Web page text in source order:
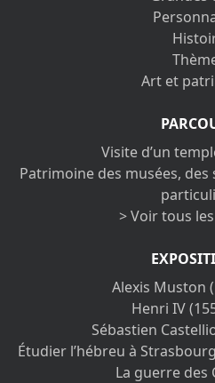
Art et
Visite d’un
Patrimoine des musées, des
> Voir tous
Alexis Muston
Henri IV
Sébastien
Étudier l’hébreu à
La guerre des